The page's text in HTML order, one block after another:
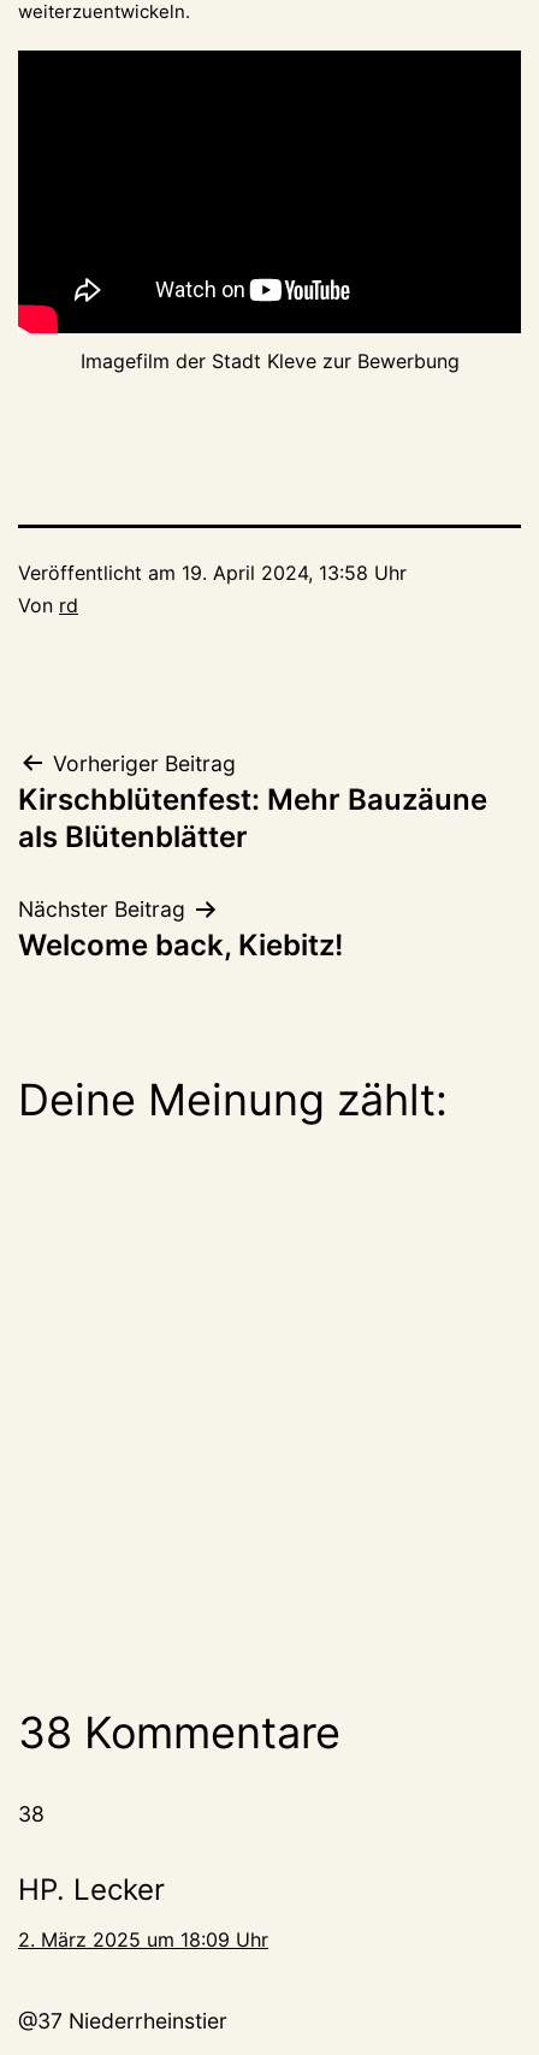
weiterzuentwickeln.
Imagefilm der Stadt Kleve zur Bewerbung
Veröffentlicht am 19. April 2024, 13:58 Uhr
Von rd
Beitragsnavigation
Vorheriger Beitrag
Kirschblütenfest: Mehr Bauzäune
als Blütenblätter
Nächster Beitrag
Welcome back, Kiebitz!
Deine Meinung zählt:
38 Kommentare
38
HP. Lecker
2. März 2025 um 18:09 Uhr
@37 Niederrheinstier